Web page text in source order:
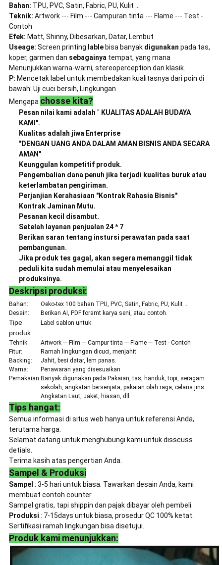
Bahan: TPU, PVC, Satin, Fabric, PU, ​​Kulit ...
Teknik: Artwork --- Film --- Campuran tinta --- Flame --- Test -
Contoh
Efek: Matt, Shinny, Dibesarkan, Datar, Lembut
Useage: Screen printing lablebisa banyak digunakan pada tas,
koper, garmen dan sebagainyatempat, yang mana
Menunjukkan warna-warni, stereoperception dan klasik.
P: Mencetak label untuk membedakan kualitasnya dari poin di
bawah: Uji cuci bersih, Lingkungan
Mengapa chosse kita?
Pesan nilai kami adalah " KUALITAS ADALAH BUDAYA
KAMI".
Kualitas adalah jiwa Enterprise
"DENGAN UANG ANDA DALAM AMAN BISNIS ANDA SECARA
AMAN"
Keunggulan kompetitif produk.
Pengembalian dana penuh jika terjadi kualitas buruk atau
keterlambatan pengiriman.
Perjanjian Kerahasiaan "Kontrak Rahasia Bisnis"
Kontrak Jaminan Mutu.
Pesanan kecil disambut.
Setelah layanan penjualan 24 * 7
Berikan saran tentang instursi perawatan pada saat
pembangunan.
Jika produk tes gagal, akan segera memanggil tidak
peduli kita sudah memulai atau menyelesaikan
produksinya.
Deskripsi produksi:
Bahan:
Oeko-tex 100 bahan TPU, PVC, Satin, Fabric, PU, ​​Kulit ...
Desain:
Berikan AI, PDF foramt karya seni, atau contoh.
Tipe
produk:
Label sablon untuk
Tehnik:
Artwork --- Film --- Campur tinta --- Flame --- Test - Contoh
Fitur:
Ramah lingkungan dicuci, menjahit
Backing:
Jahit, besi datar, lem panas.
Warna:
Penawaran yang disesuaikan
Pemakaian: Banyak digunakan pada Pakaian, tas, handuk, topi, seragam
sekolah, angkatan bersenjata, pakaian olah raga, celana jins
Angkatan Laut, Jaket, hiasan, dll.
Tips hangat:
Semua informasi di situs web hanya untuk referensi Anda,
terutama harga.
Selamat datang untuk menghubungi kami untuk disscuss
detials.
Terima kasih atas pengertian Anda.
Sampel & Produksi
Sampel : 3-5 hari untuk biasa. Tawarkan desain Anda, kami
membuat contoh counter
Sampel gratis, tapi shippin dan pajak dibayar oleh pembeli.
Produksi : 7-15days untuk biasa, prosedur QC 100% ketat.
Sertifikasi ramah lingkungan bisa disetujui.
Produk kami menunjukkan: